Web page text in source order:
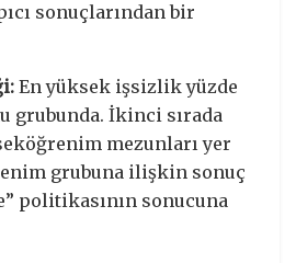
sonuçlarından bir
En yüksek işsizlik yüzde
grubunda. İkinci sırada
mezunları yer
grubuna ilişkin sonuç
politikasının sonucuna